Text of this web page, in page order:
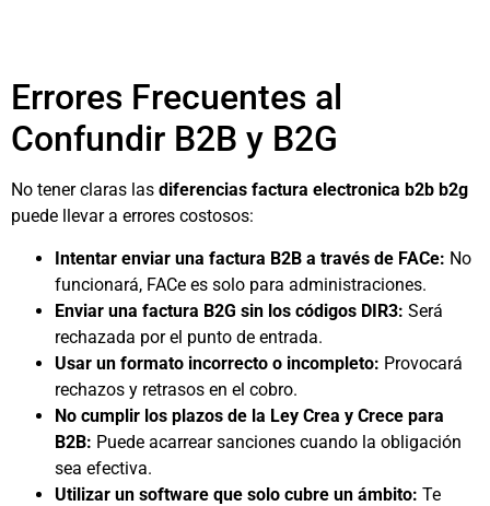
Errores Frecuentes al
Confundir B2B y B2G
No tener claras las diferencias factura electronica b2b b2g
puede llevar a errores costosos:
Intentar enviar una factura B2B a través de FACe: No
funcionará, FACe es solo para administraciones.
Enviar una factura B2G sin los códigos DIR3: Será
rechazada por el punto de entrada.
Usar un formato incorrecto o incompleto: Provocará
rechazos y retrasos en el cobro.
No cumplir los plazos de la Ley Crea y Crece para
B2B: Puede acarrear sanciones cuando la obligación
sea efectiva.
Utilizar un software que solo cubre un ámbito: Te